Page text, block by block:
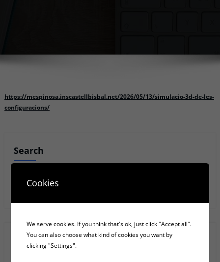
https://mespinosa.inscastellbisbal.net/2026/05/13/simulacio-3d-de-les-
configuracions/
Search
Recent Posts
Cookies
We serve cookies. If you think that's ok, just click "Accept all".
You can also choose what kind of cookies you want by
clicking "Settings".